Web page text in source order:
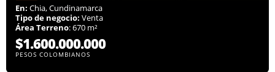
En: Chia, Cundinamarca
Tipo de negocio: Venta
Área Terreno: 670 m²
$1.600.000.000
PESOS COLOMBIANOS